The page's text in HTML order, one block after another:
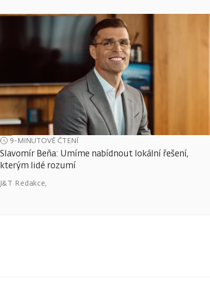
9-MINUTOVÉ ČTENÍ
Slavomír Beňa: Umíme nabídnout lokální řešení,
kterým lidé rozumí
J&T Redakce,